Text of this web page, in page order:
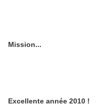
Mission...
Excellente année 2010 !